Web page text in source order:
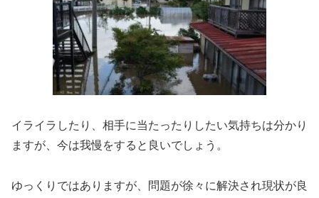
イライラしたり、相手に当たったりしたい気持ちは分かり
ますが、今は我慢をすると良いでしょう。
ゆっくりではありますが、問題が徐々に解決され現状が良